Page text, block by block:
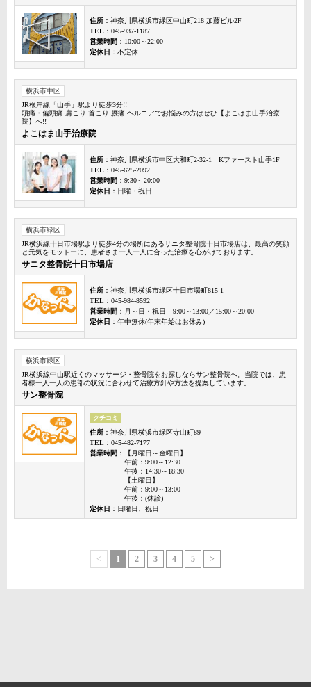
住所 ：神奈川県横浜市緑区中山町218 加藤ビル2F
TEL ：045-937-1187
営業時間 ：10:00～22:00
定休日 ：不定休
横浜市中区
JR根岸線「山手」駅より徒歩3分!!
頭痛・偏頭痛 肩こり 首こり 腰痛 ヘルニアでお悩みの方はぜひ【よこはま山手治療
院】へ!!
よこはま山手治療院
住所 ：神奈川県横浜市中区大和町2-32-1 Kファースト山手1F
TEL ：045-625-2092
営業時間 ：9:30～20:00
定休日 ：日曜・祝日
横浜市緑区
JR横浜線十日市場駅より徒歩4分の場所にあるサニタ整骨院十日市場店は、最高の笑顔
と元気をモットーに、患者さま一人一人に合った治療を心がけております。
サニタ整骨院十日市場店
住所 ：神奈川県横浜市緑区十日市場町815-1
TEL ：045-984-8592
営業時間 ：月～日・祝日 9:00～13:00／15:00～20:00
定休日 ：年中無休(年末年始はお休み)
横浜市緑区
JR横浜線中山駅近くのマッサージ・整骨院をお探しならサン整骨院へ。当院では、患
者様一人一人の患部の状況に合わせて治療方針や方法を提案しています。
サン整骨院
クチコミ
住所 ：神奈川県横浜市緑区寺山町89
TEL ：045-482-7177
営業時間 ：【月曜日～金曜日】
午前：9:00～12:30
午後：14:30～18:30
【土曜日】
午前：9:00～13:00
午後：(休診)
定休日 ：日曜日、祝日
< 1 2 3 4 5 >